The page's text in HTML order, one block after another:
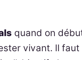
quand on
vivant. Il